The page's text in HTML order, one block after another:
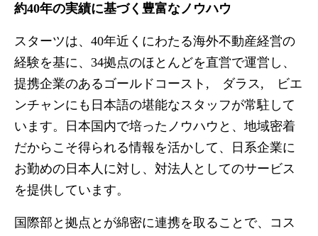
約40年の実績に基づく豊富なノウハウ
スターツは、 40年近くにわたる海外不動産経営の
経験を基に、 34拠点のほとんどを直営で運営し、
提携企業のある ゴールドコースト , ダラス,
ビエ
ンチャンにも日本語の堪能なスタッフが常駐して
います。日本国内で培ったノウハウと、地域密着
だからこそ得られる情報を活かして、日系企業に
お勤めの日本人に対し、対法人としてのサービス
を提供しています。
国際部と拠点とが綿密に連携を取ることで、コス